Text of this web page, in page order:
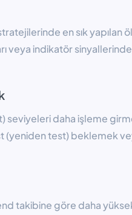
en sık yapılan
veya indikatör
seviyeleri daha işleme
test) beklemek
takibine göre daha